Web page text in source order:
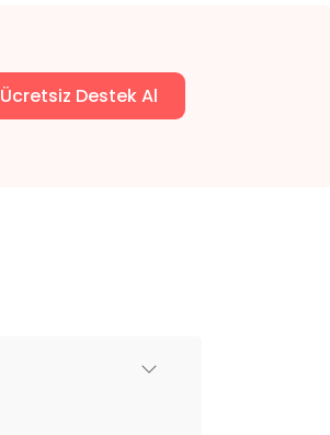
Ücretsiz Destek Al